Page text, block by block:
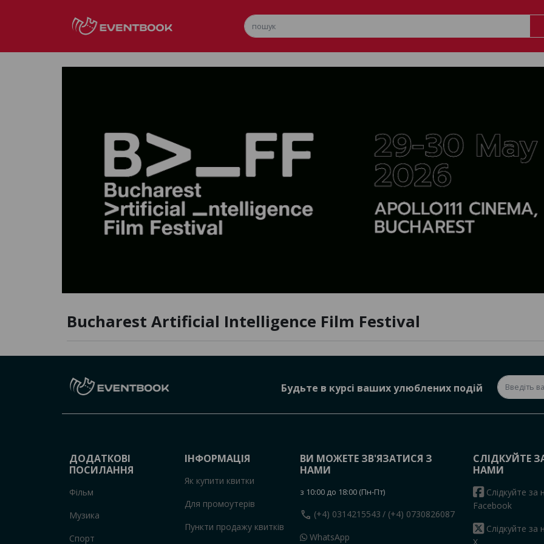
Bucharest Artificial Intelligence Film Festival
Будьте в курсі ваших улюблених подій
ДОДАТКОВІ
ПОСИЛАННЯ
Фільм
Музика
Спорт
ІНФОРМАЦІЯ
Як купити квитки
Для промоутерів
Пункти продажу квитків
ВИ МОЖЕТЕ ЗВ'ЯЗАТИСЯ З
НАМИ
з 10:00 до 18:00 (Пн-Пт)
call (+4) 0314215543 / (+4) 0730826087
WhatsApp
СЛІДКУЙТЕ
НАМИ
Слідкуйте за
Facebook
Слідкуйте за
X